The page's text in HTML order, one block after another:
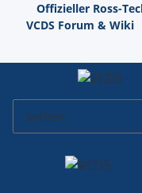
Offizieller Ross-
VCDS Forum & Wiki